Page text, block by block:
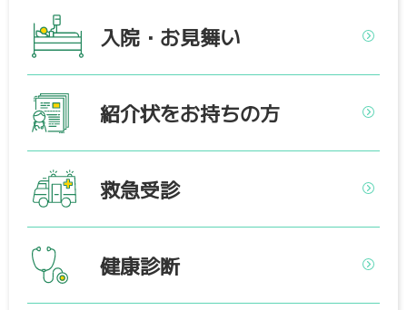
入院・お見舞い
紹介状をお持ちの方
救急受診
健康診断